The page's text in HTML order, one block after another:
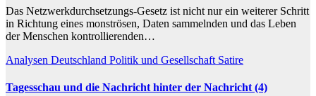
Das Netzwerkdurchsetzungs-Gesetz ist nicht nur ein weiterer Schritt
in Richtung eines monströsen, Daten sammelnden und das Leben
der Menschen kontrollierenden…
Analysen Deutschland Politik und Gesellschaft Satire
Tagesschau und die Nachricht hinter der Nachricht (4)